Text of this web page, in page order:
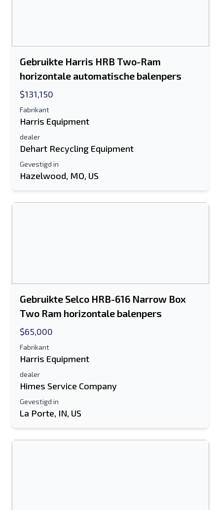
Mobiel
Gebruikte Harris HRB Two-Ram
horizontale automatische balenpers
$131,150
Fabrikant
Harris Equipment
dealer
Dehart Recycling Equipment
Gevestigd in
Hazelwood, MO, US
Gebruikte Selco HRB-616 Narrow Box
Two Ram horizontale balenpers
$65,000
Fabrikant
Harris Equipment
dealer
Himes Service Company
Gevestigd in
La Porte, IN, US
Extra informatie
Sturen